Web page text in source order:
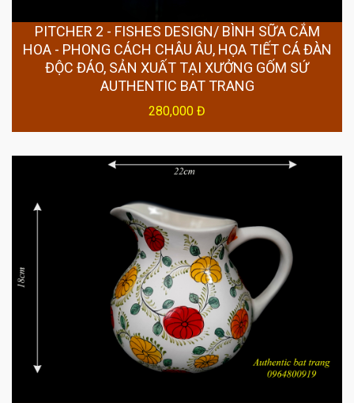
PITCHER 2 - FISHES DESIGN/ BÌNH SỮA CẮM
HOA - PHONG CÁCH CHÂU ÂU, HỌA TIẾT CÁ ĐÀN
ĐỘC ĐÁO, SẢN XUẤT TẠI XƯỞNG GỐM SỨ
AUTHENTIC BAT TRANG
280,000 Đ